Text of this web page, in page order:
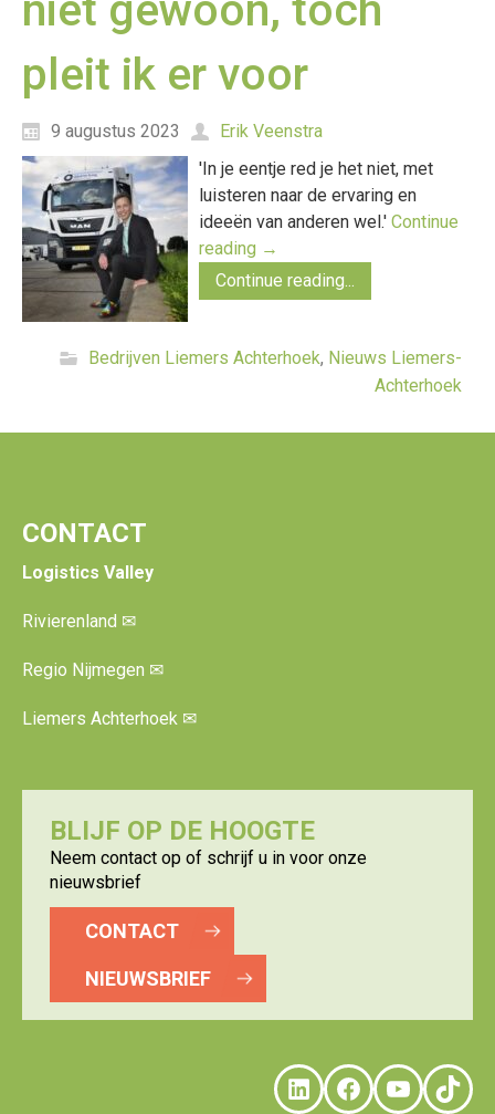
pleit ik er voor
9 augustus 2023
Erik Veenstra
'In je eentje red je het niet, met
luisteren naar de ervaring en
ideeën van anderen wel.' Continue
reading →
Continue reading...
Bedrijven Liemers Achterhoek, Nieuws Liemers-
Achterhoek
CONTACT
Logistics Valley
Rivierenland ✉
Regio Nijmegen ✉
Liemers Achterhoek ✉
BLIJF OP DE HOOGTE
Neem contact op of schrijf u in voor onze
nieuwsbrief
CONTACT
NIEUWSBRIEF
LinkedIn
Facebook